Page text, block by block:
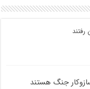
جنگ هستند